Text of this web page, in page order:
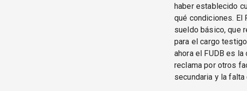
haber establecido
qué condiciones. El
sueldo básico, que
para el cargo
ahora el FUDB es
reclama por otros
secundaria y la